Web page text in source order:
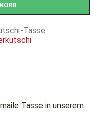
Tasse
Tasse in unserem